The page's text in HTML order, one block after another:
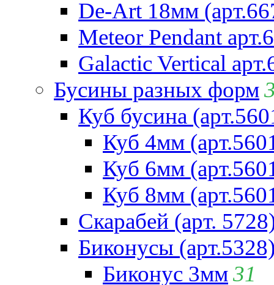
De-Art 18мм
Meteor Pendant
Galactic Vertical
Бусины разных форм
Куб бусина
Куб 4мм
Куб 6мм
Куб 8мм
Скарабей (арт.
Биконусы
Биконус 3мм31